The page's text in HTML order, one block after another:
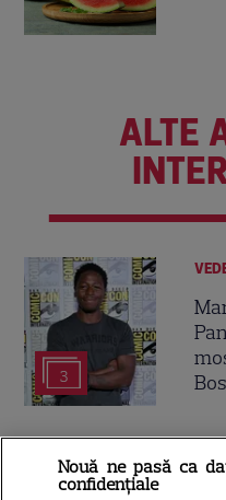
ALTE
3
Nouă ne pasă ca
confidențiale